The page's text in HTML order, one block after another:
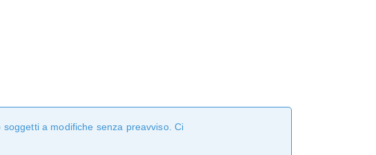
a modifiche senza preavviso. Ci